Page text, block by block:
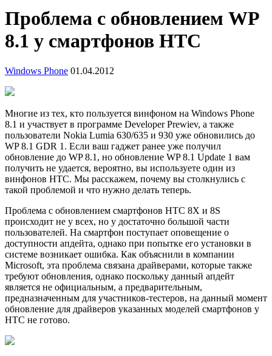
Проблема с обновлением WP
8.1 у смартфонов HTC
Windows Phone 01.04.2012
Многие из тех, кто пользуется винфоном на Windows Phone
8.1 и участвует в программе Developer Prewiev, а также
пользователи Nokia Lumia 630/635 и 930 уже обновились до
WP 8.1 GDR 1. Если ваш гаджет ранее уже получил
обновление до WP 8.1, но обновление WP 8.1 Update 1 вам
получить не удается, вероятно, вы используете один из
винфонов HTC. Мы расскажем, почему вы столкнулись с
такой проблемой и что нужно делать теперь.
Проблема с обновлением смартфонов HTC 8X и 8S
происходит не у всех, но у достаточно большой части
пользователей. На смартфон поступает оповещение о
доступности апдейта, однако при попытке его установки в
системе возникает ошибка. Как объяснили в компании
Microsoft, эта проблема связана драйверами, которые также
требуют обновления, однако поскольку данный апдейт
является не официальным, а предварительным,
предназначенным для участников-тестеров, на данный момент
обновление для драйверов указанных моделей смартфонов у
HTC не готово.